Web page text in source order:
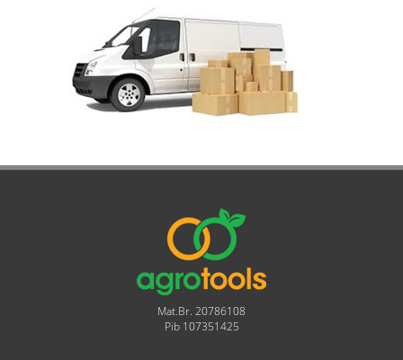
Mat.Br. 20786108
Pib 107351425